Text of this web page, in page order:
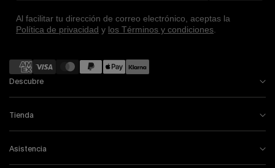
Al facilitar tu dirección de correo electrónico, aceptas la
Política de privacidad y los Términos y condiciones.
Formas
de
pago
Descubre
Tienda
Asistencia